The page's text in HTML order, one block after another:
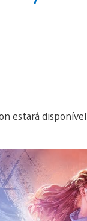
estará